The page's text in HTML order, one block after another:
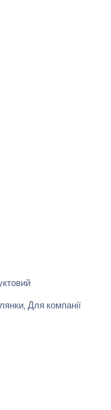
Для компанії